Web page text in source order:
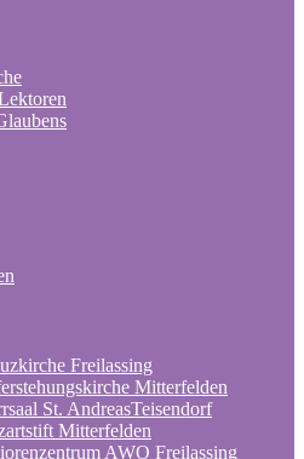
Freilassing
Mitterfelden
St. AndreasTeisendorf
Mitterfelden
AWO Freilassing